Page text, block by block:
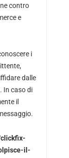
contro
e
i
dalle
In caso di
il
il-